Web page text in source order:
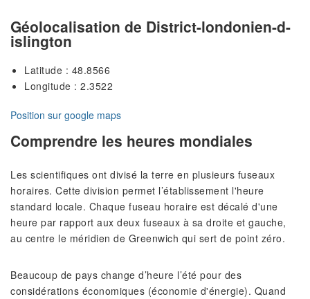
Géolocalisation de District-londonien-d-
islington
Latitude : 48.8566
Longitude : 2.3522
Position sur google maps
Comprendre les heures mondiales
Les scientifiques ont divisé la terre en plusieurs fuseaux
horaires. Cette division permet l’établissement l'heure
standard locale. Chaque fuseau horaire est décalé d'une
heure par rapport aux deux fuseaux à sa droite et gauche,
au centre le méridien de Greenwich qui sert de point zéro.
Beaucoup de pays change d’heure l’été pour des
considérations économiques (économie d'énergie). Quand